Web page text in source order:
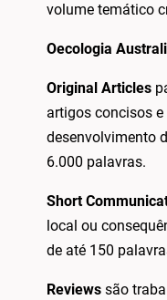
volume temático
Oecologia
Original Articles
artigos concisos
desenvolvimento
6.000 palavras.
Short
local ou
de até 150
Reviews são